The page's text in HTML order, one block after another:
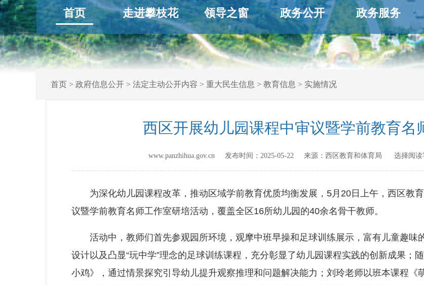
首页 走进攀枝花 领导之窗 政务公开 政务服务
首页> 政府信息公开> 法定主动公开内容 > 重大民生信息 > 教育信息 > 实施情况
西区开展幼儿园课程中审议暨学前教育名
www.panzhihua.gov.cn 发布时间： 2025-05-22来源： 西区教育和体育局 选择阅读
为深化幼儿园课程改革，推动区域学前教育优质均衡发展，5月20日上午，西区教
议暨学前教育名师工作室研培活动，覆盖全区16所幼儿园的40余名骨干教师。
活动中，教师们首先参观园所环境，观摩中班早操和足球训练展示，富有儿童趣味
设计以及凸显“玩中学”理念的足球训练课程，充分彰显了幼儿园课程实践的创新成果；
小鸡》，通过情景探究引导幼儿提升观察推理和问题解决能力；刘玲老师以班本课程《